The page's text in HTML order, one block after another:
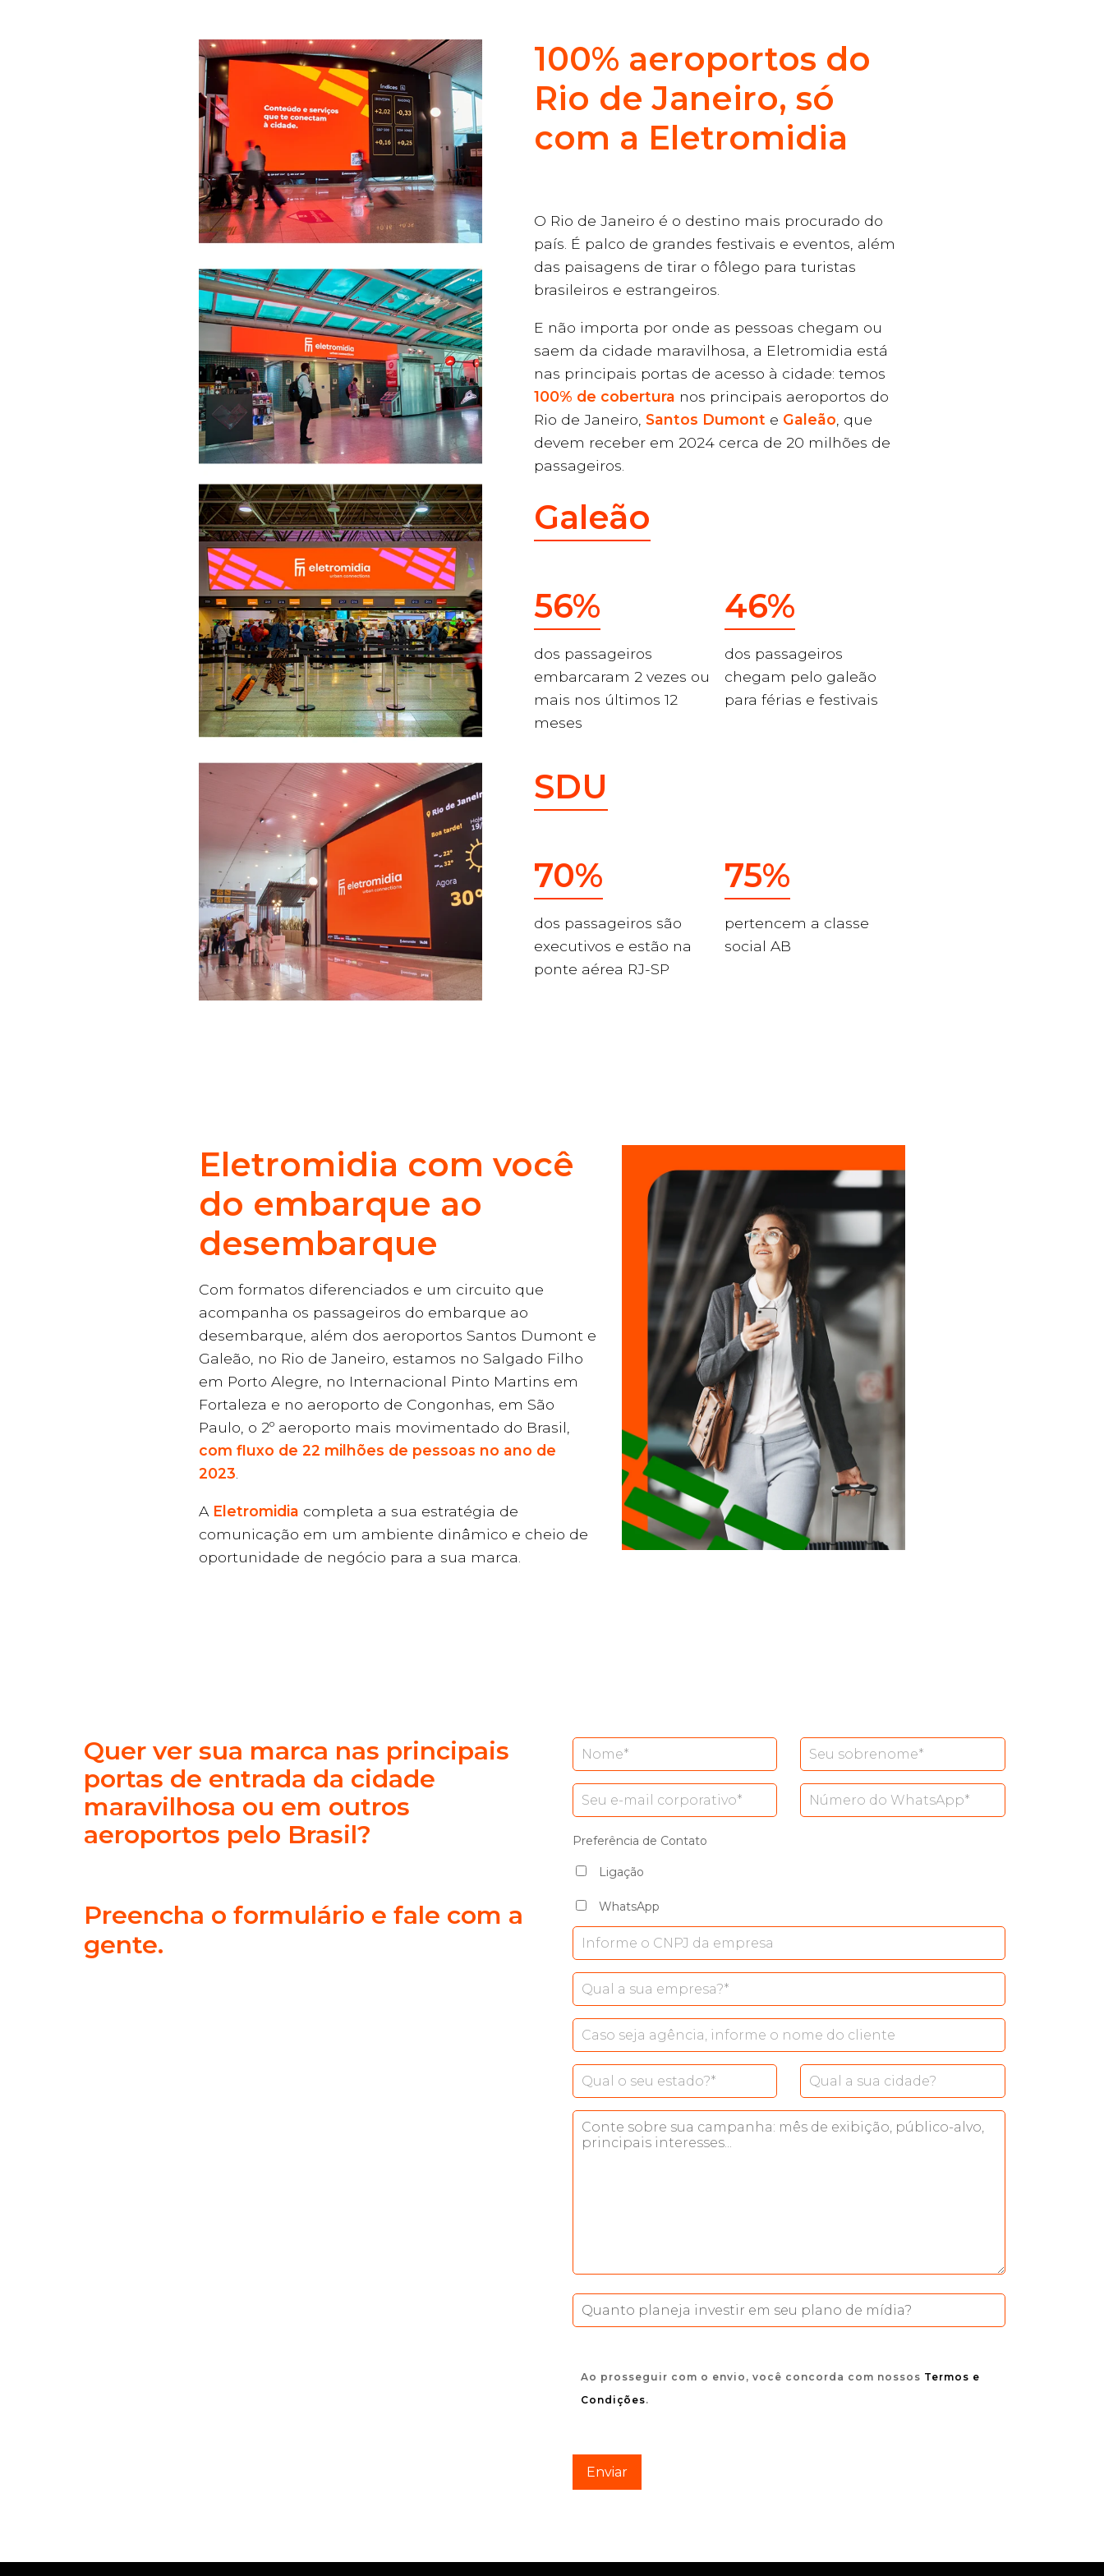
100% aeroportos do
Rio de Janeiro, só
com a Eletromidia
O Rio de Janeiro é o destino mais procurado do
país. É palco de grandes festivais e eventos, além
das paisagens de tirar o fôlego para turistas
brasileiros e estrangeiros.
E não importa por onde as pessoas chegam ou
saem da cidade maravilhosa, a Eletromidia está
nas principais portas de acesso à cidade: temos
100% de cobertura nos principais aeroportos do
Rio de Janeiro, Santos Dumont e Galeão , que
devem receber em 2024 cerca de 20 milhões de
passageiros.
Galeão
56%
dos passageiros
embarcaram 2 vezes ou
mais nos últimos 12
meses
46%
dos passageiros
chegam pelo galeão
para férias e festivais
SDU
70%
dos passageiros são
executivos e estão na
ponte aérea RJ-SP
75%
pertencem a classe
social AB
Eletromidia com você
do embarque ao
desembarque
Com formatos diferenciados e um circuito que
acompanha os passageiros do embarque ao
desembarque, além dos aeroportos Santos Dumont e
Galeão, no Rio de Janeiro, estamos no Salgado Filho
em Porto Alegre, no Internacional Pinto Martins em
Fortaleza e no aeroporto de Congonhas, em São
Paulo, o 2º aeroporto mais movimentado do Brasil,
com fluxo de 22 milhões de pessoas no ano de
2023
A Eletromidia completa a sua estratégia de
comunicação em um ambiente dinâmico e cheio de
oportunidade de negócio para a sua marca.
Quer ver sua marca nas principais
portas de entrada da cidade
maravilhosa ou em outros
aeroportos pelo Brasil?
Preencha o formulário e fale com a
gente.
Preferência de Contato
Ligação
WhatsApp
Ao prosseguir com o envio, você concorda com nossos Termos e
Condições.